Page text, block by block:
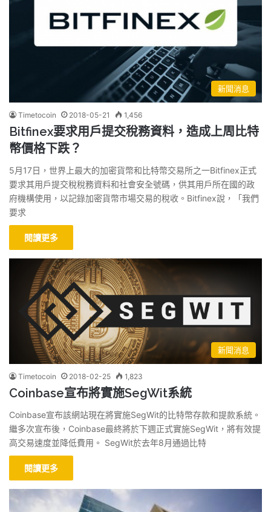
新聞消息
Timetocoin 2018-05-21 1,456
Bitfinex要求用戶提交稅務資料，造成上周比特
幣價格下跌？
5月17日，世界上最大的加密貨幣和比特幣交易所之一Bitfinex正式
要求其用戶提交稅稅務資料和社會安全號碼，供其用戶所在國的政
府機構使用，以記錄加密貨幣市場交易的稅收。Bitfinex說，「我們
要求
閱讀更多
新聞消息
Timetocoin 2018-02-25 1,823
Coinbase宣布將實施SegWit系統
Coinbase宣布該網站現在將實施SegWit的比特幣存款和提款系統。
繼多次宣布後，Coinbase最終將於下週正式實施SegWit，將有效提
高交易速度並降低費用。 SegWit於去年8月通過比特
閱讀更多